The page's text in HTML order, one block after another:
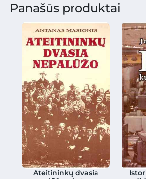
Panašūs produktai
Ateitininkų dvasia